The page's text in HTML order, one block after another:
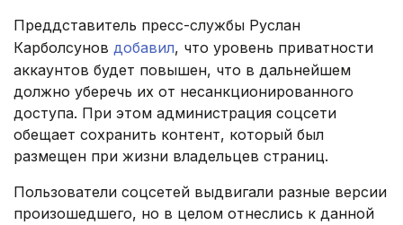
Преддставитель пресс-службы Руслан
Карболсунов добавил, что уровень приватности
аккаунтов будет повышен, что в дальнейшем
должно уберечь их от несанкционированного
доступа. При этом администрация соцсети
обещает сохранить контент, который был
размещен при жизни владельцев страниц.
Пользователи соцсетей выдвигали разные версии
произошедшего, но в целом отнеслись к данной